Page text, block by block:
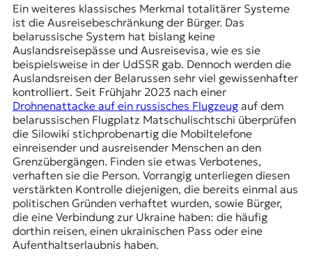
Ein weiteres klassisches Merkmal totalitärer Systeme
ist die Ausreisebeschränkung der Bürger. Das
belarussische System hat bislang keine
Auslandsreisepässe und Ausreisevisa, wie es sie
beispielsweise in der UdSSR gab. Dennoch werden die
Auslandsreisen der Belarussen sehr viel gewissenhafter
kontrolliert. Seit Frühjahr 2023 nach einer
Drohnenattacke auf ein russisches Flugzeugauf dem
belarussischen Flugplatz Matschulischtschi überprüfen
die Silowiki stichprobenartig die Mobiltelefone
einreisender und ausreisender Menschen an den
Grenzübergängen. Finden sie etwas Verbotenes,
verhaften sie die Person. Vorrangig unterliegen diesen
verstärkten Kontrolle diejenigen, die bereits einmal aus
politischen Gründen verhaftet wurden, sowie Bürger,
die eine Verbindung zur Ukraine haben: die häufig
dorthin reisen, einen ukrainischen Pass oder eine
Aufenthaltserlaubnis haben.